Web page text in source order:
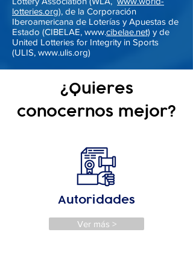
lotteries.org), de la Corporación
Iberoamericana de Loterías y Apuestas de
Estado (CIBELAE, www.cibelae.net) y de
United Lotteries for Integrity in Sports
(ULIS, www.ulis.org)
¿Quieres
conocernos mejor?
Autoridades
Ver más >